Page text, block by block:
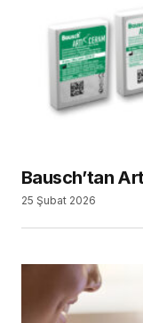
Bausch’tan
25 Şubat 2026